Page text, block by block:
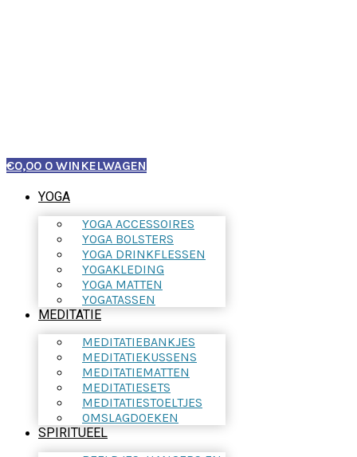
€0,00 0 WINKELWAGEN
YOGA
YOGA ACCESSOIRES
YOGA BOLSTERS
YOGA DRINKFLESSEN
YOGAKLEDING
YOGA MATTEN
YOGATASSEN
MEDITATIE
MEDITATIEBANKJES
MEDITATIEKUSSENS
MEDITATIEMATTEN
MEDITATIESETS
MEDITATIESTOELTJES
OMSLAGDOEKEN
SPIRITUEEL